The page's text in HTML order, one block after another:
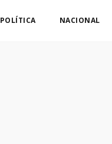
POLÍTICA NACIONAL